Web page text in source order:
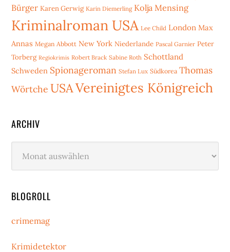
Bürger Karen Gerwig Karin Diemerling Kolja Mensing
Kriminalroman USA Lee Child London Max
Annas Megan Abbott New York Niederlande Pascal Garnier Peter
Torberg Regiokrimis Robert Brack Sabine Roth Schottland
Schweden Spionageroman Stefan Lux Südkorea Thomas
Wörtche USAVereinigtes Königreich
ARCHIV
BLOGROLL
crimemag
Krimidetektor